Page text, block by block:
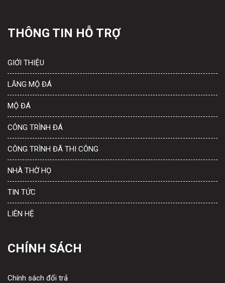
THÔNG TIN HỖ TRỢ
GIỚI THIỆU
LĂNG MỘ ĐÁ
MỘ ĐÁ
CÔNG TRÌNH ĐÁ
CÔNG TRÌNH ĐÃ THI CÔNG
NHÀ THỜ HỌ
TIN TỨC
LIÊN HỆ
CHÍNH SÁCH
Chính sách đổi trả